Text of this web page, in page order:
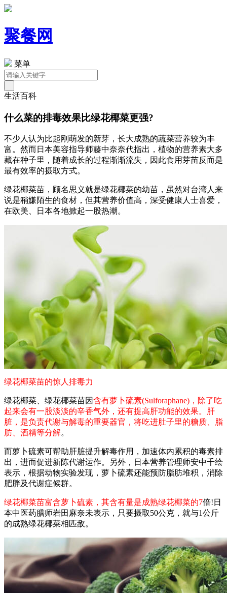
聚餐网
菜单
生活百科
什么菜的排毒效果比绿花椰菜更强?
不少人认为比起刚萌发的新芽，长大成熟的蔬菜营养较为丰
富。然而日本美容指导师藤中奈奈代指出，植物的营养素大多
藏在种子里，随着成长的过程渐渐流失，因此食用芽苗反而是
最有效率的摄取方式。
绿花椰菜苗，顾名思义就是绿花椰菜的幼苗，虽然对台湾人来
说是稍嫌陌生的食材，但其营养价值高，深受健康人士喜爱，
在欧美、日本各地掀起一股热潮。
绿花椰菜苗的惊人排毒力
绿花椰菜、绿花椰菜苗因含有萝卜硫素(Sulforaphane)，除了吃
起来会有一股淡淡的辛香气外，还有提高肝功能的效果。肝
脏，是负责代谢与解毒的重要器官，将吃进肚子里的糖质、脂
肪、酒精等分解。
而萝卜硫素可帮助肝脏提升解毒作用，加速体内累积的毒素排
出，进而促进新陈代谢运作。另外，日本营养管理师安中千绘
表示，根据动物实验发现，萝卜硫素还能预防脂肪堆积，消除
肥胖及代谢症候群。
绿花椰菜苗富含萝卜硫素，其含有量是成熟绿花椰菜的7倍!日
本中医药膳师岩田麻奈未表示，只要摄取50公克，就与1公斤
的成熟绿花椰菜相匹敌。